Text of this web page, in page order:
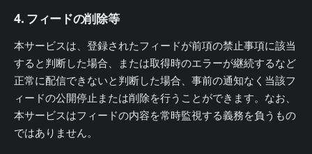
4. フィードの削除等
本サービスは、登録されたフィードが前項の禁止事項に該当
すると判断した場合、または取得時のエラーが継続するなど
正常に配信できないと判断した場合、事前の通知なく当該フ
ィードの公開停止または削除を行うことができます。なお、
本サービスはフィードの内容を常時監視する義務を負うもの
ではありません。